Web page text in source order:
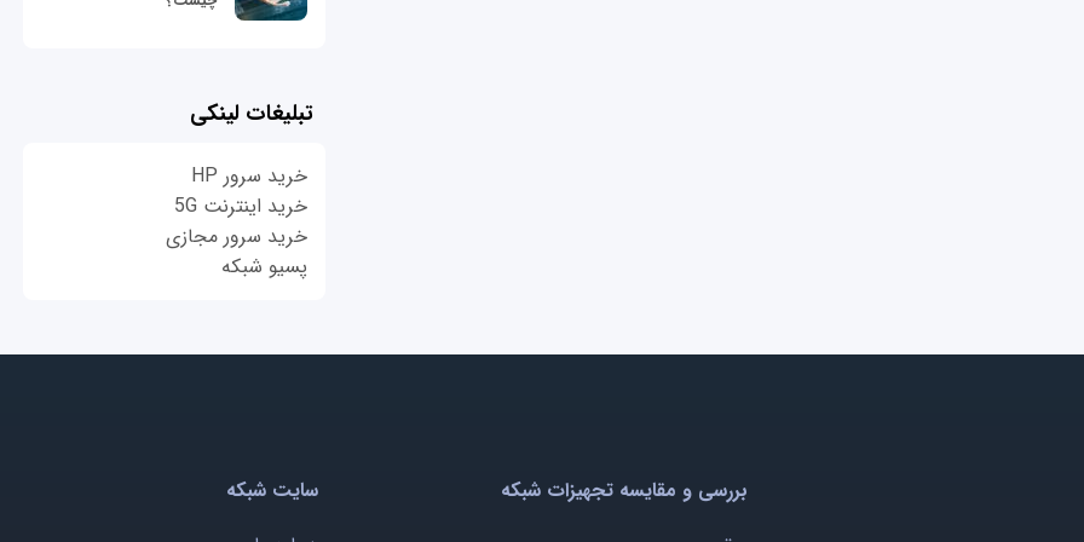
تبلیغات لینکی
خرید سرور HP
خرید اینترنت 5G
خرید سرور مجازی
پسیو شبکه
بررسی و مقایسه تجهیزات شبکه
سایت شبکه